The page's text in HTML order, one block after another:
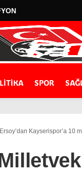
SPOR
Kayserispor’a 10